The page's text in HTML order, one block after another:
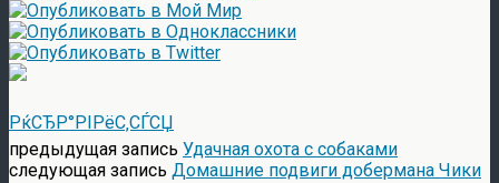
РќСЂР°РІРёС‚СЃСЏ
предыдущая запись Удачная охота с собаками
следующая запись Домашние подвиги добермана Чики